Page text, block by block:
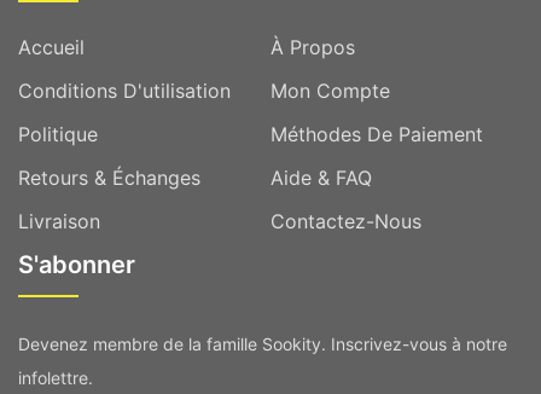
Accueil
À Propos
Conditions D'utilisation
Mon Compte
Politique
Méthodes De Paiement
Retours & Échanges
Aide & FAQ
Livraison
Contactez-Nous
S'abonner
Devenez membre de la famille Sookity. Inscrivez-vous à notre
infolettre.